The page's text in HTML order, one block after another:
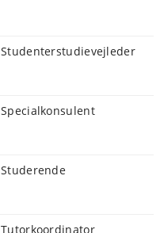
Studenterstudievejleder
Specialkonsulent
Studerende
Tutorkoordinator